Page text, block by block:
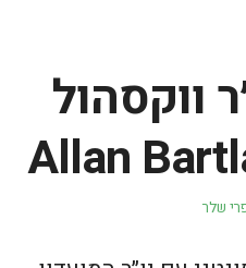
ווקסהול
שלר